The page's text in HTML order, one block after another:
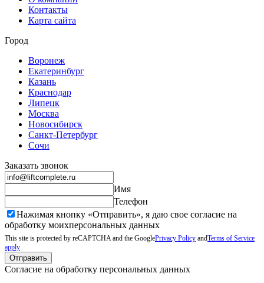
Контакты
Карта сайта
Город
Воронеж
Екатеринбург
Казань
Краснодар
Липецк
Москва
Новосибирск
Санкт-Петербург
Сочи
Заказать звонок
Имя
Телефон
Нажимая кнопку «Отправить», я даю свое согласие на
обработку моихперсональных данных
This site is protected by reCAPTCHA and the GooglePrivacy Policy andTerms of Service
apply
Отправить
Согласие на обработку персональных данных